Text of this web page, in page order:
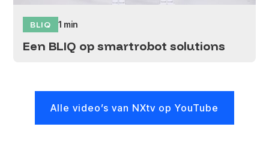
BLIQ 1 min
Een BLIQ op smartrobot solutions
Alle video’s van NXtv op YouTube